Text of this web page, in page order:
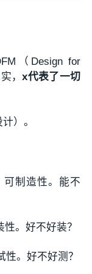
（Design for
，x代表了一切
）。
可制造性。能不
性。好不好装？
性。好不好测？